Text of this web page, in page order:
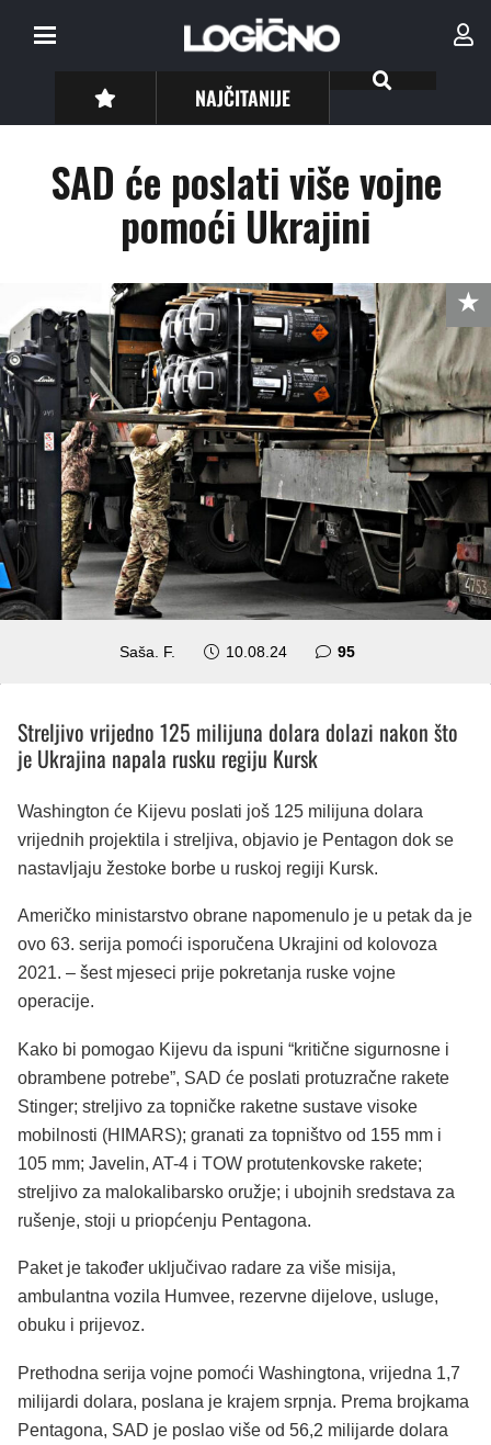
NAJČITANIJE
SAD će poslati više vojne
pomoći Ukrajini
Saša. F. 10.08.24 95komentara
Streljivo vrijedno 125 milijuna dolara dolazi nakon što
je Ukrajina napala rusku regiju Kursk
Washington će Kijevu poslati još 125 milijuna dolara
vrijednih projektila i streljiva, objavio je Pentagon dok se
nastavljaju žestoke borbe u ruskoj regiji Kursk.
Američko ministarstvo obrane napomenulo je u petak da je
ovo 63. serija pomoći isporučena Ukrajini od kolovoza
2021. – šest mjeseci prije pokretanja ruske vojne
operacije.
Kako bi pomogao Kijevu da ispuni “kritične sigurnosne i
obrambene potrebe”, SAD će poslati protuzračne rakete
Stinger; streljivo za topničke raketne sustave visoke
mobilnosti (HIMARS); granati za topništvo od 155 mm i
105 mm; Javelin, AT-4 i TOW protutenkovske rakete;
streljivo za malokalibarsko oružje; i ubojnih sredstava za
rušenje, stoji u priopćenju Pentagona.
Paket je također uključivao radare za više misija,
ambulantna vozila Humvee, rezervne dijelove, usluge,
obuku i prijevoz.
Prethodna serija vojne pomoći Washingtona, vrijedna 1,7
milijardi dolara, poslana je krajem srpnja. Prema brojkama
Pentagona, SAD je poslao više od 56,2 milijarde dolara